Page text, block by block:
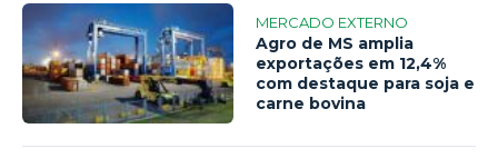
MERCADO EXTERNO
Agro de MS amplia
exportações em 12,4%
com destaque para soja e
carne bovina